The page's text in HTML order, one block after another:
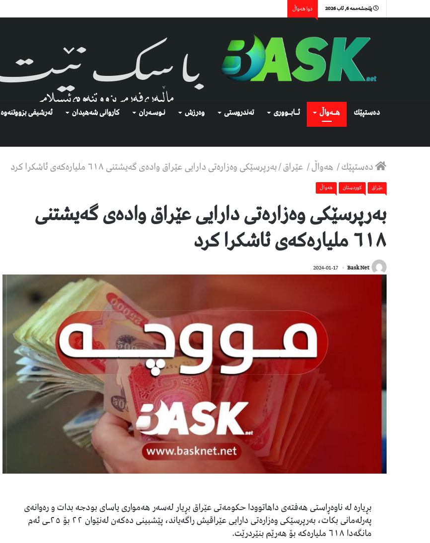
پێنجشەممە 6, ئاب 2026 دوا هەواڵ
دەستپێك هــەواڵ ئــابــووری تەندروستی وەرزش نـوسـەران كاروانی شەهیدان ئەرشیفى بزووتنەوە
دەستپێك/ هەواڵ/ عێراق/بەرپرسێکی وەزارەتی دارایی عێراق وادەی گەیشتنی ٦١٨ ملیارەکەی ئاشکرا کرد
عێراق كوردستان هەواڵ
بەرپرسێکی وەزارەتی دارایی عێراق وادەی گەیشتنی
٦١٨ ملیارەکەی ئاشکرا کرد
Bask Net
2024-01-17
بڕیارە لە ناوەڕاستى هەفتەی داهاتوودا حکومەتى عێراق بڕیار لەسەر هەموارى یاسای بودجە بدات و رەوانەى
پەرلەمانى بکات، بەرپرسێکی وەزارەتی دارایی عێراقیش راگەیاند، پێشبینی دەکەن لەنێوان ٢٢ بۆ ٢٥ـی ئەم
مانگەدا ٦١٨ ملیارەکە بۆ هەرێم بنێردرێت.